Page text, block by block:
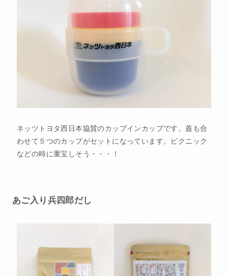
ネッツトヨタ西日本協賛のカップインカップです。蓋も合
わせて５つのカップがセットになっています。ピクニック
などの時に重宝しそう・・・！
あご入り兵四郎だし